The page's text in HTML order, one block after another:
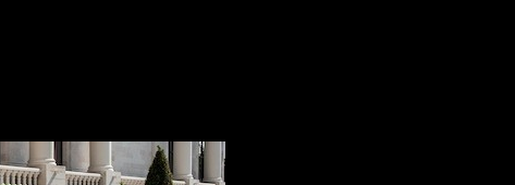
Glafuri de piatra
Placarea pardoselilor